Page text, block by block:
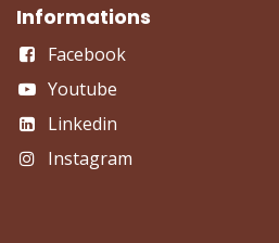
Informations
Facebook
Youtube
Linkedin
Instagram